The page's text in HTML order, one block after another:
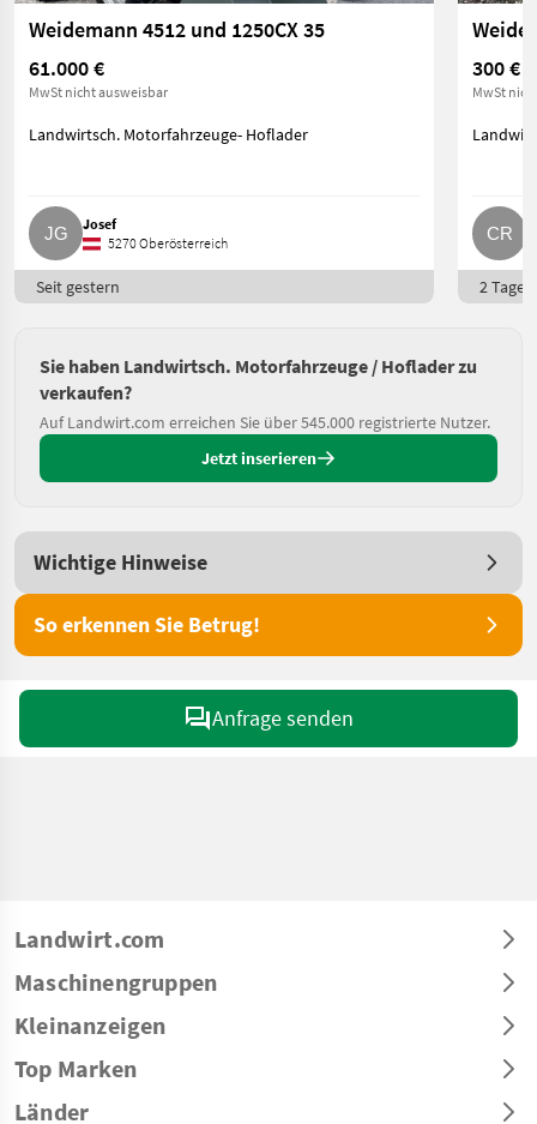
Weidemann 4512 und 1250CX 35
61.000 €
MwSt nicht ausweisbar
Landwirtsch. Motorfahrzeuge- Hoflader
Josef
5270 Oberösterreich
Seit gestern
300 €
MwSt
2 Tage
Sie haben Landwirtsch. Motorfahrzeuge / Hoflader zu
verkaufen?
Auf Landwirt.com erreichen Sie über 545.000 registrierte Nutzer.
Jetzt inserieren
Wichtige Hinweise
So erkennen Sie Betrug!
Anfrage senden
Landwirt.com
Maschinengruppen
Kleinanzeigen
Top Marken
Länder